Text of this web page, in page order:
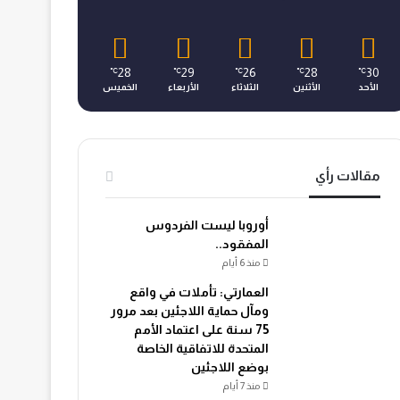
30
℃
الأحد
28
℃
الأثنين
26
℃
الثلاثاء
29
℃
الأربعاء
28
℃
الخميس
مقالات رأي
أوروبا ليست الفردوس
المفقود..
منذ 6 أيام
العمارتي: تأملات في واقع
ومآل حماية اللاجئين بعد مرور
75 سنة على اعتماد الأمم
المتحدة للاتفاقية الخاصة
بوضع اللاجئين
منذ 7 أيام